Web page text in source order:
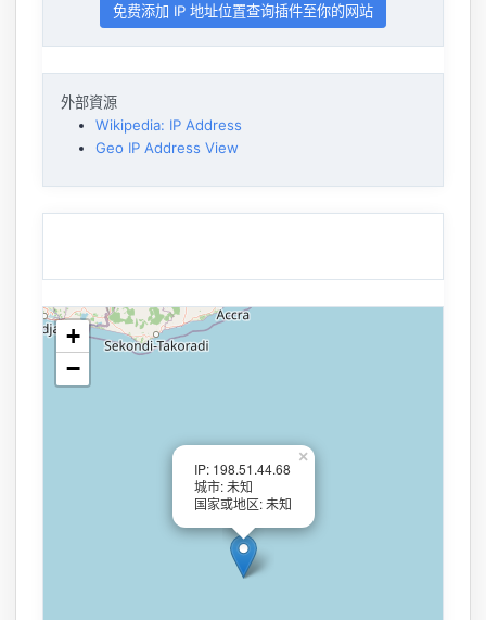
免费添加 IP 地址位置查询插件至你的网站
外部資源
Wikipedia: IP Address
Geo IP Address View
IP: 198.51.44.68
城市: 未知
国家或地区: 未知
×
+
−